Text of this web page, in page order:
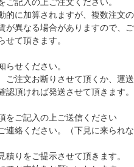
に加算されますが、複数注文の
が異なる場合がありますので、ご
て頂きます。
らせください。
ご注文お断りさせて頂くか、運送
頂ければ発送させて頂きます。
をご記入の上ご送信ください
絡ください。（下見に来られな
りをご提示させて頂きます。